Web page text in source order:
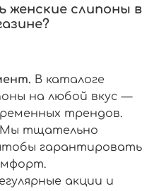
женские слипоны в
В каталоге
на любой вкус —
трендов.
Мы тщательно
гарантировать
акции и